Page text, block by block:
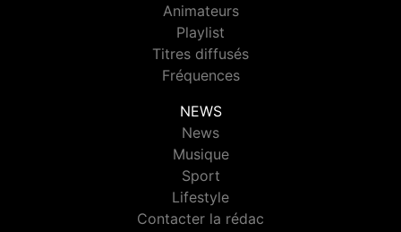
Animateurs
Playlist
Titres diffusés
Fréquences
NEWS
News
Musique
Sport
Lifestyle
Contacter la rédac